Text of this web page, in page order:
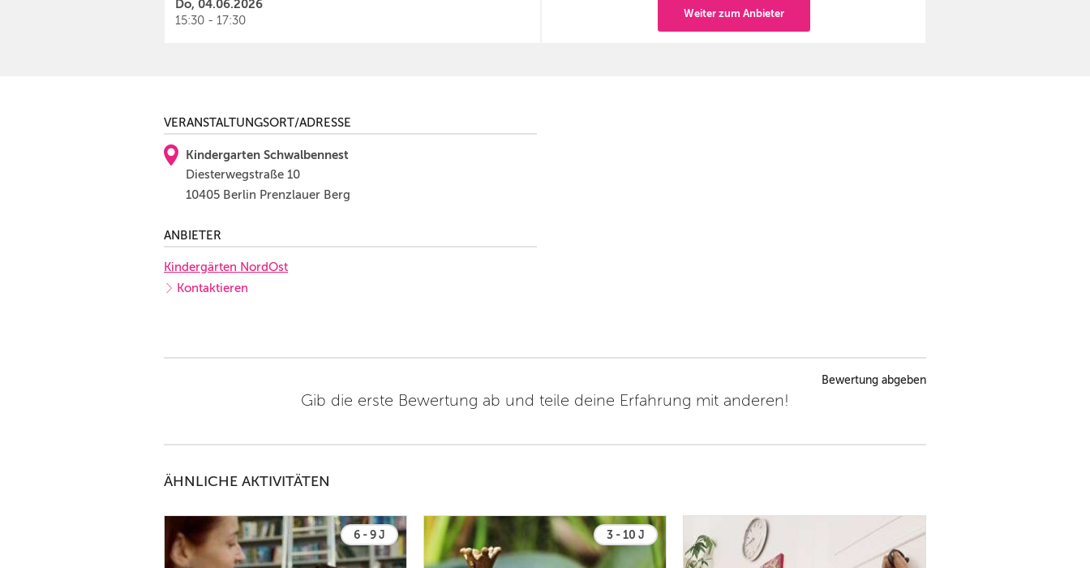
Do, 04.06.2026
15:30 - 17:30
Weiter zum Anbieter
VERANSTALTUNGSORT/ADRESSE
Kindergarten Schwalbennest
Diesterwegstraße 10
10405 Berlin Prenzlauer Berg
ANBIETER
Kindergärten NordOst
Kontaktieren
Bewertung abgeben
Gib die erste Bewertung ab und teile deine Erfahrung mit anderen!
ÄHNLICHE AKTIVITÄTEN
6 - 9 J 3 - 10 J